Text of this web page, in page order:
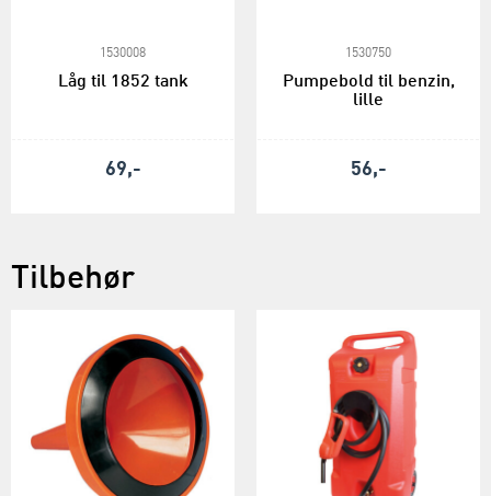
1530008
Låg til 1852 tank
69,-
1530750
Pumpebold til benzin,
lille
56,-
Tilbehør